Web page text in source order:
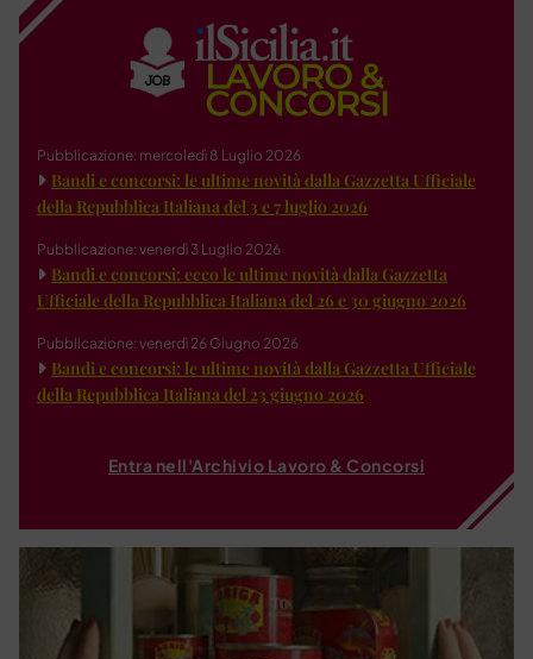
Pubblicazione: mercoledì 8 Luglio 2026
Bandi e concorsi: le ultime novità dalla Gazzetta Ufficiale
della Repubblica Italiana del 3 e 7 luglio 2026
Pubblicazione: venerdì 3 Luglio 2026
Bandi e concorsi: ecco le ultime novità dalla Gazzetta
Ufficiale della Repubblica Italiana del 26 e 30 giugno 2026
Pubblicazione: venerdì 26 Giugno 2026
Bandi e concorsi: le ultime novità dalla Gazzetta Ufficiale
della Repubblica Italiana del 23 giugno 2026
Entra nell'Archivio Lavoro & Concorsi